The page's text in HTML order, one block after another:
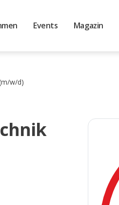
Events Magazin
w/d)